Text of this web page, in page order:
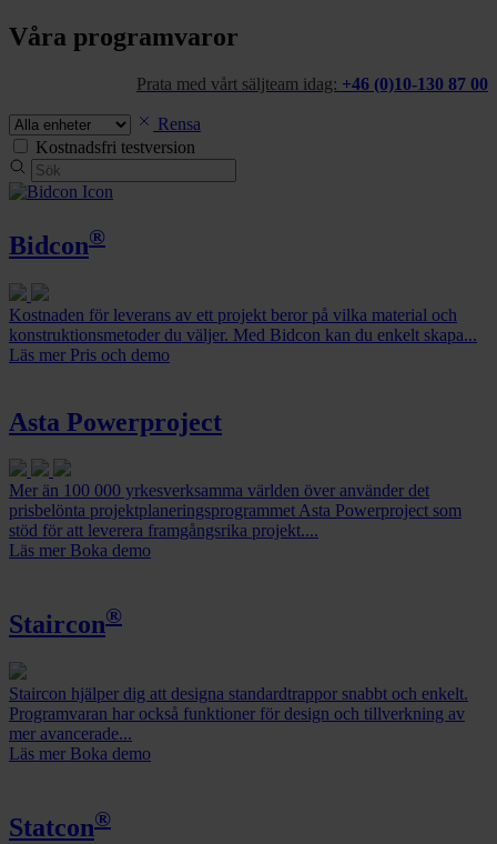
Våra programvaror
Prata med vårt säljteam idag: +46 (0)10-130 87 00
Rensa
Kostnadsfri testversion
Bidcon®
Kostnaden för leverans av ett projekt beror på vilka material och
konstruktionsmetoder du väljer. Med Bidcon kan du enkelt skapa...
Läs mer Pris och demo
Asta Powerproject
Mer än 100 000 yrkesverksamma världen över använder det
prisbelönta projektplaneringsprogrammet Asta Powerproject som
stöd för att leverera framgångsrika projekt....
Läs mer Boka demo
Staircon®
Staircon hjälper dig att designa standardtrappor snabbt och enkelt.
Programvaran har också funktioner för design och tillverkning av
mer avancerade...
Läs mer Boka demo
Statcon®